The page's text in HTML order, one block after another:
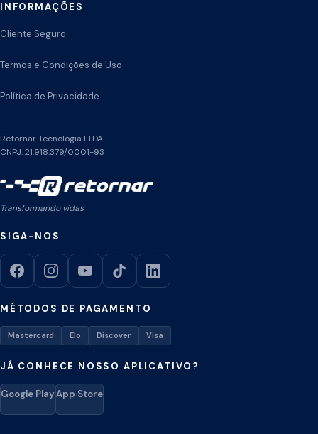
INFORMAÇÕES
Cliente Seguro
Termos e Condições de Uso
Política de Privacidade
Retornar Tecnologia LTDA
CNPJ: 21.918.379/0001-93
Transformando vidas
SIGA-NOS
MÉTODOS DE PAGAMENTO
Mastercard Elo Discover Visa
JÁ CONHECE NOSSO APLICATIVO?
Google PlayApp Store